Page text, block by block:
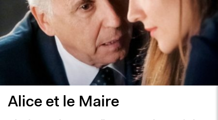
Alice et le Maire